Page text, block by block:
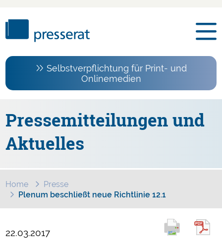
Selbstverpflichtung für Print- und
Onlinemedien
Pressemitteilungen und
Aktuelles
Home
Presse
Plenum beschließt neue Richtlinie 12.1
22.03.2017